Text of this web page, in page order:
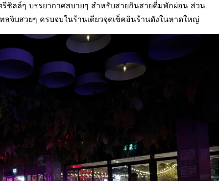
ชิลล์ๆ บรรยากาศสบายๆ สำหรับสายกินสายดื่มพักผ่อน ส่วน
ลจิบสวยๆ ครบจบในร้านเดียวจุดเช็คอินร้านดังในหาดใหญ่